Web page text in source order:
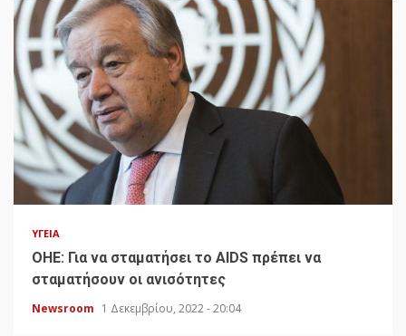
ΥΓΕΊΑ
ΟΗΕ: Για να σταματήσει το AIDS πρέπει να
σταματήσουν οι ανισότητες
Newsroom 1 Δεκεμβρίου, 2022 - 20:04